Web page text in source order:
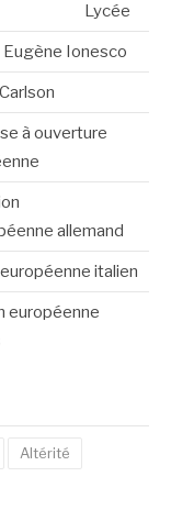
Lycée
Ionesco
à ouverture
allemand
italien
européenne
Altérité